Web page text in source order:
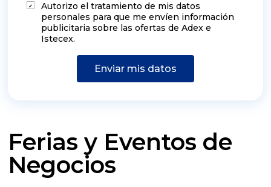
Autorizo el tratamiento de mis datos
personales para que me envíen información
publicitaria sobre las ofertas de Adex e
Istecex.
Enviar mis datos
Ferias y Eventos de
Negocios